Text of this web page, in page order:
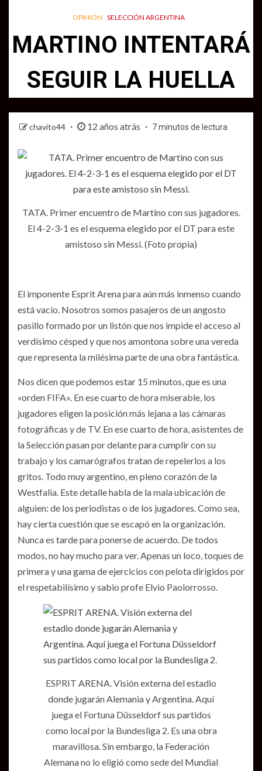
OPINIÓN SELECCIÓN ARGENTINA
MARTINO INTENTARÁ
SEGUIR LA HUELLA
chavito44 12 años atrás 7 minutos de lectura
TATA. Primer encuentro de Martino con sus jugadores.
El 4-2-3-1 es el esquema elegido por el DT para este
amistoso sin Messi. (Foto propia)
El imponente Esprit Arena para aún más inmenso cuando
está vacío. Nosotros somos pasajeros de un angosto
pasillo formado por un listón que nos impide el acceso al
verdísimo césped y que nos amontona sobre una vereda
que representa la milésima parte de una obra fantástica.
Nos dicen que podemos estar 15 minutos, que es una
«orden FIFA». En ese cuarto de hora miserable, los
jugadores eligen la posición más lejana a las cámaras
fotográficas y de TV. En ese cuarto de hora, asistentes de
la Selección pasan por delante para cumplir con su
trabajo y los camarógrafos tratan de repelerlos a los
gritos. Todo muy argentino, en pleno corazón de la
Westfalia. Este detalle habla de la mala ubicación de
alguien: de los periodistas o de los jugadores. Como sea,
hay cierta cuestión que se escapó en la organización.
Nunca es tarde para ponerse de acuerdo. De todos
modos, no hay mucho para ver. Apenas un loco, toques de
primera y una gama de ejercicios con pelota dirigidos por
el respetabilísimo y sabio profe Elvio Paolorrosso.
ESPRIT ARENA. Visión externa del estadio
donde jugarán Alemania y Argentina. Aquí
juega el Fortuna Düsseldorf sus partidos
como local por la Bundesliga 2. Es una obra
maravillosa. Sin embargo, la Federación
Alemana no lo eligió como sede del Mundial